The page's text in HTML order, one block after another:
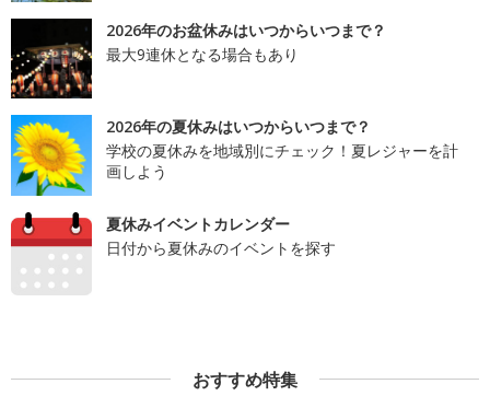
2026年のお盆休みはいつからいつまで？
最大9連休となる場合もあり
2026年の夏休みはいつからいつまで？
学校の夏休みを地域別にチェック！夏レジャーを計
画しよう
夏休みイベントカレンダー
日付から夏休みのイベントを探す
おすすめ特集